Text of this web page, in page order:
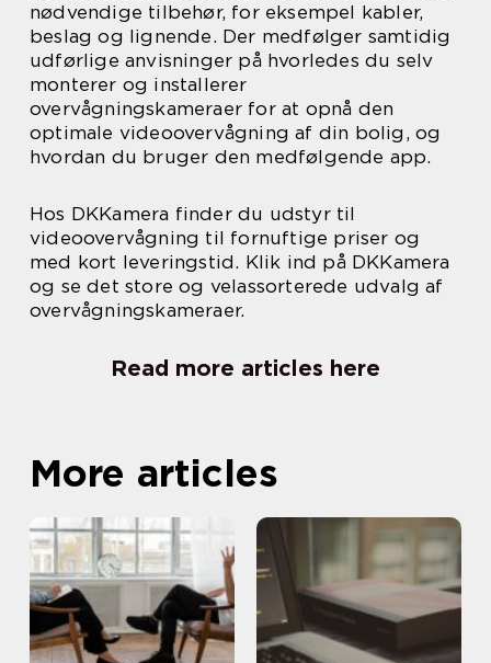
nødvendige tilbehør, for eksempel kabler,
beslag og lignende. Der medfølger samtidig
udførlige anvisninger på hvorledes du selv
monterer og installerer
overvågningskameraer for at opnå den
optimale videoovervågning af din bolig, og
hvordan du bruger den medfølgende app.
Hos DKKamera finder du udstyr til
videoovervågning til fornuftige priser og
med kort leveringstid. Klik ind på DKKamera
og se det store og velassorterede udvalg af
overvågningskameraer.
Read more articles here
More articles